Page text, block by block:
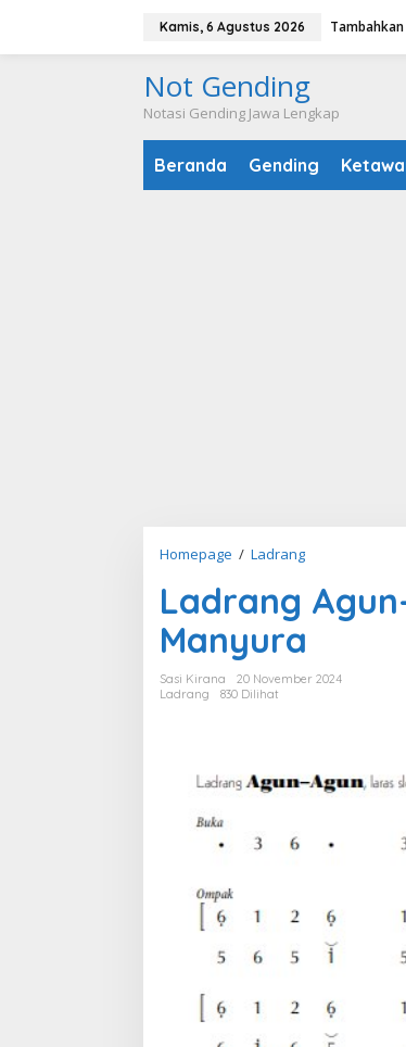
konten
Kamis, 6 Agustus 2026
Not Gending
Notasi Gending Jawa Lengkap
Beranda Gending
Homepage / LadrangLadrang
Agun
Semarangan
Slendro
Ladrang
Manyura
Sasi Kirana
20 November 2024
Ladrang
830 Dilihat